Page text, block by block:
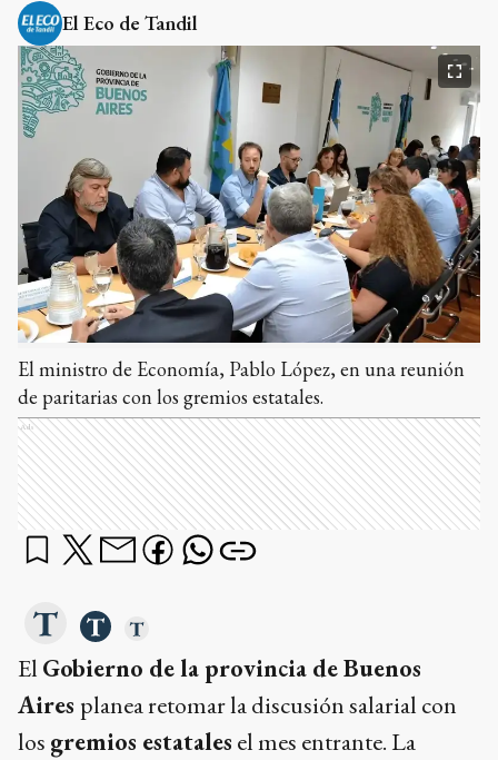
El Eco de Tandil
El ministro de Economía, Pablo López, en una reunión
de paritarias con los gremios estatales.
Ads
El Gobierno de la provincia de Buenos
Aires planea retomar la discusión salarial con
los gremios estatales el mes entrante. La